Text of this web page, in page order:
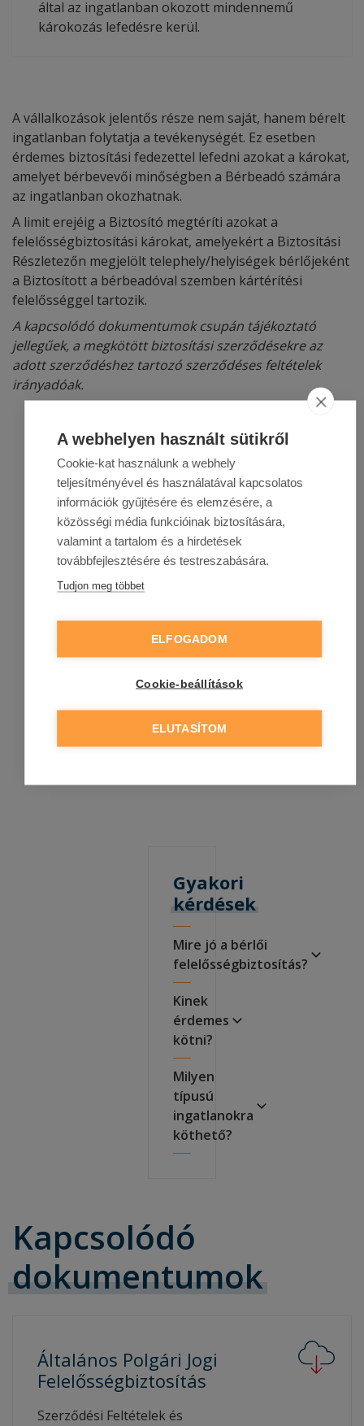
által az ingatlanban okozott mindennemű
károkozás lefedésre kerül.
A vállalkozások jelentős része nem saját, hanem bérelt
ingatlanban folytatja a tevékenységét. Ez esetben
érdemes biztosítási fedezettel lefedni azokat a károkat,
amelyet bérbevevői minőségben a Bérbeadó számára
az ingatlanban okozhatnak.
A limit erejéig a Biztosító megtéríti azokat a
felelősségbiztosítási károkat, amelyekért a Biztosítási
Részletezőn megjelölt telephely/helyiségek bérlőjeként
a Biztosított a bérbeadóval szemben kártérítési
felelősséggel tartozik.
A kapcsolódó dokumentumok csupán tájékoztató
jellegűek, a megkötött biztosítási szerződésekre az
adott szerződéshez tartozó szerződéses feltételek
irányadóak.
Gyakori
kérdések
Mire jó a bérlői
felelősségbiztosítás?
Kinek
érdemes
kötni?
Milyen
típusú
ingatlanokra
köthető?
Kapcsolódó
dokumentumok
Általános Polgári Jogi
Felelősségbiztosítás
Szerződési Feltételek és
A webhelyen használt sütikről
Cookie-kat használunk a webhely
teljesítményével és használatával kapcsolatos
információk gyűjtésére és elemzésére, a
közösségi média funkcióinak biztosítására,
valamint a tartalom és a hirdetések
továbbfejlesztésére és testreszabására.
Tudjon meg többet
ELFOGADOM
Cookie-beállítások
ELUTASÍTOM